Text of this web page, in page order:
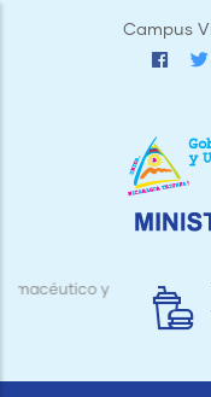
Campus
Trámite de